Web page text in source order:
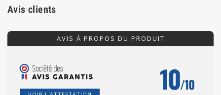
Avis clients
AVIS À PROPOS DU PRODUIT
10/10